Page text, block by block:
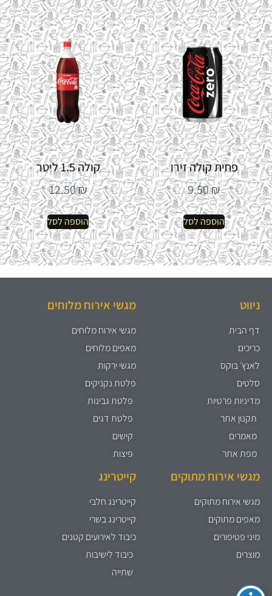
פחית קולה זירו
9.50₪
הוספה לסל
קולה 1.5 ליטר
12.50₪
הוספה לסל
ניווט
דף הבית
כריכים
לאנץ׳ בוקס
סלטים
מדיניות פרטיות
תקנון אתר
מאמרים
מפת אתר
מגשי אירוח מלוחים
מגשי אירוח מלוחים
מאפים מלוחים
מגשי ירקות
פלטת נקניקים
פלטת גבינות
פלטת דגים
קישים
פיצות
מגשי אירוח מתוקים
מגשי אירוח מתוקים
מאפים מתוקים
מיני פטיפורים
מוצרים
קייטרינג
קייטרינג חלבי
קייטרינג בשרי
כיבוד לאירועים קטנים
כיבוד לישיבות
שתייה